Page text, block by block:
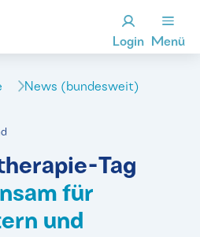
Login Menü
News (bundesweit)
Tag
für
und